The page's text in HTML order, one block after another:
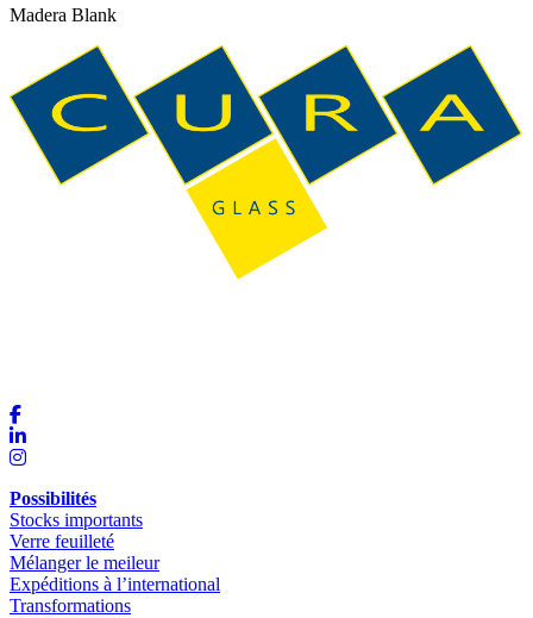
Madera Blank
Possibilités
Stocks importants
Verre feuilleté
Mélanger le meileur
Expéditions à l’international
Transformations